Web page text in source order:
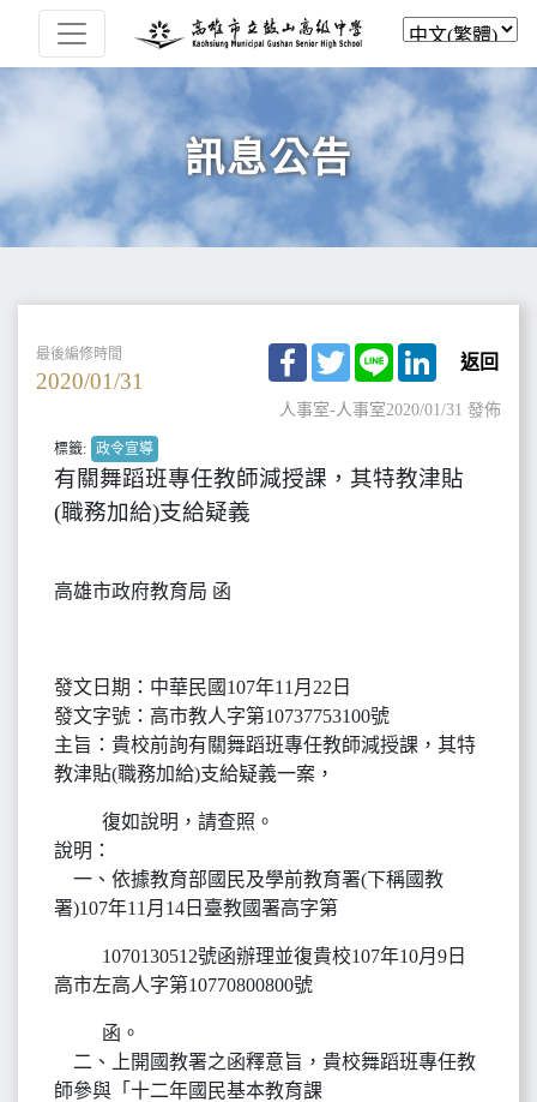
訊息公告
最後編修時間
2020/01/31
Facebook
TwitterLine LinkedIn
返回
人事室-人事室2020/01/31 發佈
標籤: 政令宣導
有關舞蹈班專任教師減授課，其特教津貼
(職務加給)支給疑義
高雄市政府教育局 函
發文日期：中華民國107年11月22日
發文字號：高市教人字第10737753100號
主旨：貴校前詢有關舞蹈班專任教師減授課，其特
教津貼(職務加給)支給疑義一案，
復如說明，請查照。
說明：
一、依據教育部國民及學前教育署(下稱國教
署)107年11月14日臺教國署高字第
1070130512號函辦理並復貴校107年10月9日
高市左高人字第10770800800號
函。
二、上開國教署之函釋意旨，貴校舞蹈班專任教
師參與「十二年國民基本教育課